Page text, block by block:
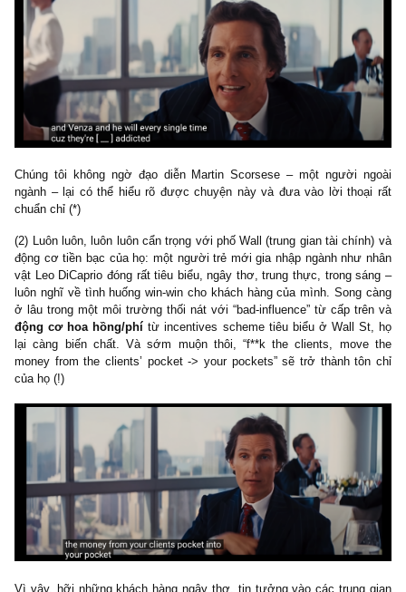
tâm lý đó để kiếm tiền một cách nhất quán, hỡi những “con
nghiệp…
Chúng tôi đã nói rất, rất nhiều – dai dẳng về rủi ro nghiện
từ đánh bạc bằng đòn bẩy margin ở vô số các bài viết trong
năm qua nên sẽ không lặp lại nữa (!)
Chúng tôi không ngờ đạo diễn Martin Scorsese – một người
ngành – lại có thể hiểu rõ được chuyện này và đưa vào lời
chuẩn chỉ (*)
(2) Luôn luôn, luôn luôn cẩn trọng với phố Wall (trung gian tài
vật Leo DiCaprio đóng rất tiêu biểu, ngây thơ, trung thực, trong
luôn nghĩ về tình huống win-win cho khách hàng của mình. Song
ở lâu trong một môi trường thối nát với “bad-influence” từ cấp
động cơ hoa hồng/phítừ incentives scheme tiêu biểu ở Wall
lại càng biến chất. Và sớm muộn thôi, “f**k the clients,
money from the clients’ pocket -> your pockets” sẽ trở thành
của họ (!)